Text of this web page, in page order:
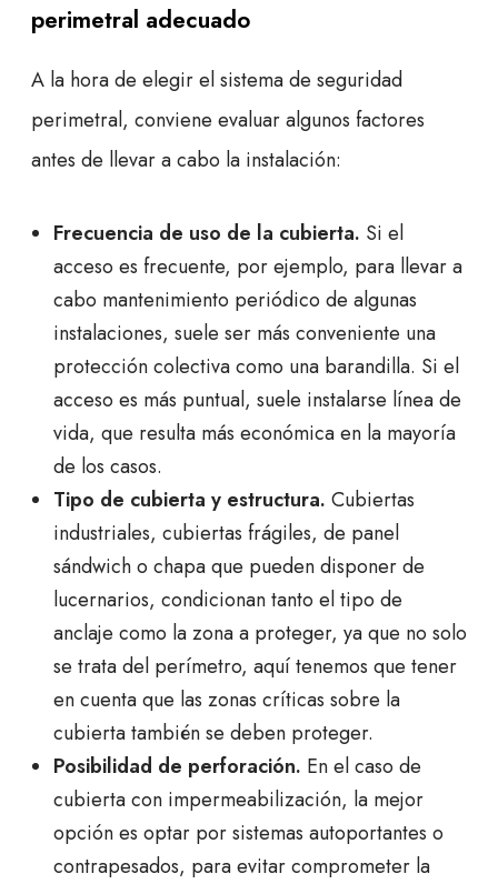
perimetral adecuado
A la hora de elegir el sistema de seguridad
perimetral, conviene evaluar algunos factores
antes de llevar a cabo la instalación:
Frecuencia de uso de la cubierta. Si el
acceso es frecuente, por ejemplo, para llevar a
cabo mantenimiento periódico de algunas
instalaciones, suele ser más conveniente una
protección colectiva como una barandilla. Si el
acceso es más puntual, suele instalarse línea de
vida, que resulta más económica en la mayoría
de los casos.
Tipo de cubierta y estructura. Cubiertas
industriales, cubiertas frágiles, de panel
sándwich o chapa que pueden disponer de
lucernarios, condicionan tanto el tipo de
anclaje como la zona a proteger, ya que no solo
se trata del perímetro, aquí tenemos que tener
en cuenta que las zonas críticas sobre la
cubierta también se deben proteger.
Posibilidad de perforación. En el caso de
cubierta con impermeabilización, la mejor
opción es optar por sistemas autoportantes o
contrapesados, para evitar comprometer la